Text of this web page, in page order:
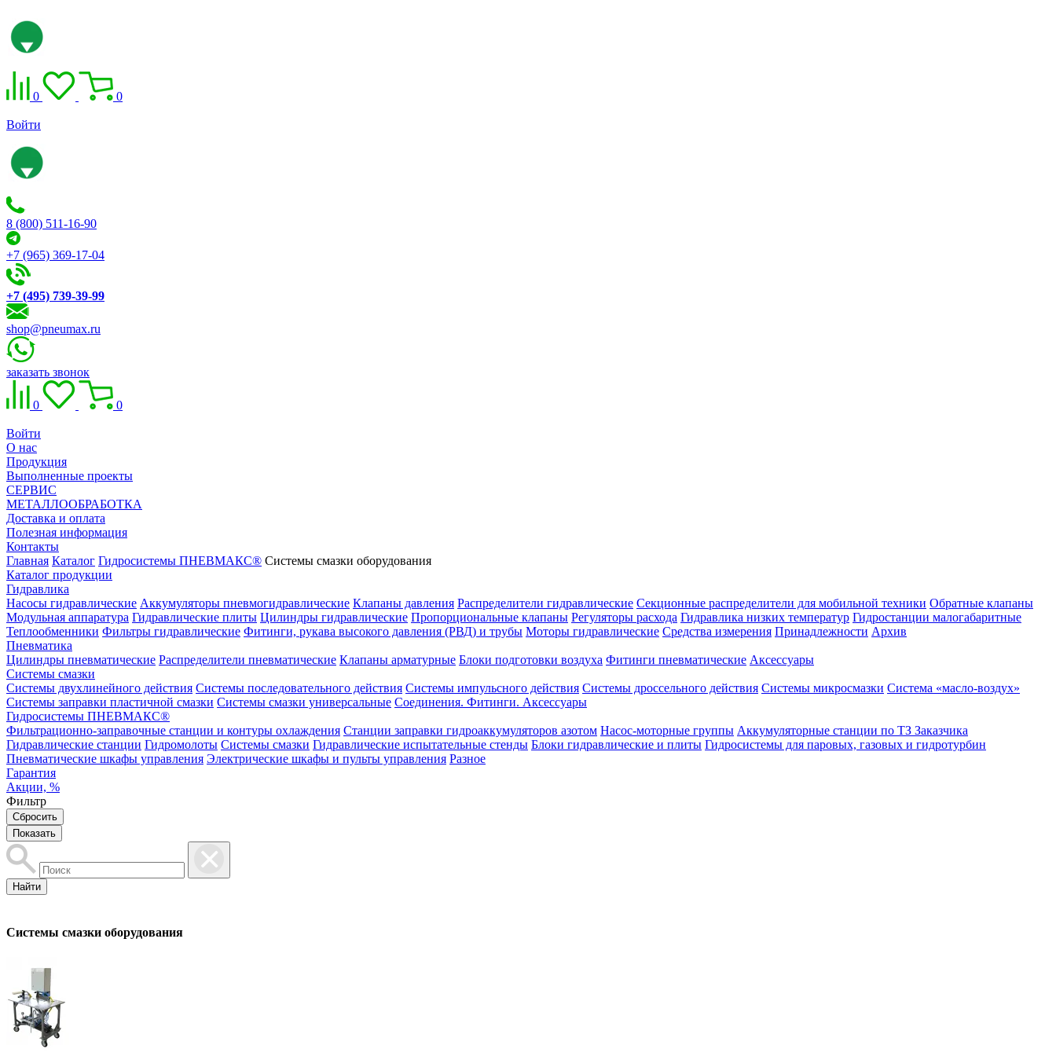
0 0
Войти
8 (800) 511-16-90
+7 (965) 369-17-04
+7 (495) 739-39-99
shop@pneumax.ru
заказать звонок
0 0
Войти
О нас
Продукция
Выполненные проекты
СЕРВИС
МЕТАЛЛООБРАБОТКА
Доставка и оплата
Полезная информация
Контакты
Главная Каталог Гидросистемы ПНЕВМАКС® Системы смазки оборудования
Каталог продукции
Гидравлика
Насосы гидравлические Аккумуляторы пневмогидравлические Клапаны давления Распределители гидравлические Секционные распределители для мобильной техники Обратные клапаны
Модульная аппаратура Гидравлические плиты Цилиндры гидравлические Пропорциональные клапаны Регуляторы расхода Гидравлика низких температур Гидростанции малогабаритные
Теплообменники Фильтры гидравлические Фитинги, рукава высокого давления (РВД) и трубы Моторы гидравлические Средства измерения Принадлежности Архив
Пневматика
Цилиндры пневматические Распределители пневматические Клапаны арматурные Блоки подготовки воздуха Фитинги пневматические Аксессуары
Системы смазки
Системы двухлинейного действия Системы последовательного действия Системы импульсного действия Системы дроссельного действия Системы микросмазки Система «масло-воздух»
Системы заправки пластичной смазки Системы смазки универсальные Соединения. Фитинги. Аксессуары
Гидросистемы ПНЕВМАКС®
Фильтрационно-заправочные станции и контуры охлаждения Станции заправки гидроаккумуляторов азотом Насос-моторные группы Аккумуляторные станции по ТЗ Заказчика
Гидравлические станции Гидромолоты Системы смазки Гидравлические испытательные стенды Блоки гидравлические и плиты Гидросистемы для паровых, газовых и гидротурбин
Пневматические шкафы управления Электрические шкафы и пульты управления Разное
Гарантия
Акции, %
Фильтр
Найти
Системы смазки оборудования